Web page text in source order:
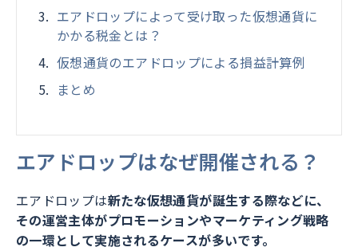
エアドロップによって受け取った仮想通貨に
かかる税金とは？
仮想通貨のエアドロップによる損益計算例
まとめ
エアドロップはなぜ開催される？
エアドロップは新たな仮想通貨が誕生する際などに、
その運営主体がプロモーションやマーケティング戦略
の一環として実施されるケースが多いです。